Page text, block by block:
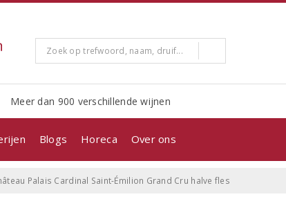
Meer dan 900 verschillende wijnen
Blogs Horeca Over ons
Palais Cardinal Saint-Émilion Grand Cru halve fles